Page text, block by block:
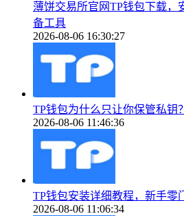
薄饼交易所官网TP钱包下载，
备工具
2026-08-06 16:30:27
TP钱包为什么只让你保管私钥
2026-08-06 11:46:36
TP钱包安装详细教程，新手零
2026-08-06 11:06:34